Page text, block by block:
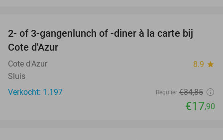
49%
2- of 3-gangenlunch of -diner à la carte bij
Cote d'Azur
Cote d'Azur 8.9 star
Sluis
Verkocht: 1.197
Regulier €34,85
€17,90